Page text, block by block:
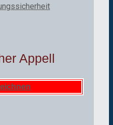
Appell